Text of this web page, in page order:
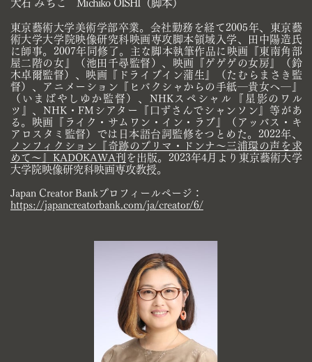
大石 みちこ Michiko OISHI（脚本）
東京藝術大学美術学部卒業。会社勤務を経て2005年、東京藝
術大学大学院映像研究科映画専攻脚本領域入学、田中陽造氏
に師事。2007​年同修了。主な脚本執筆作品に映画『東南角部
屋二階の女』（池田千尋監督）、映画『ゲゲゲの女房』（鈴
木卓爾監督）、映画『ドライ​ブイン蒲生』（たむらまさき監
督）、アニメーション『ヒバクシャからの手紙―貴女へ―』
（いまばやしゆか監督）、NHKスペシャル​『星影のワル
ツ』、NHK・FMシアター『口ずさんでシャンソン』等があ
る。映画『ライク・サムワン・イン・ラブ』（アッバス・キ
ア​ロスタミ監督）では日本語台詞監修をつとめた。2022年、
ノンフィクション『奇跡のプリマ・ドンナ〜三浦環の声を求
めて〜』​KADOKAWA刊 を出版。2023年4月より東京藝術大学
大学院映像研究科映画専攻教授。
Japan Creator Bankプロフィールページ：
https://japancreatorbank.com/ja/creator/6/